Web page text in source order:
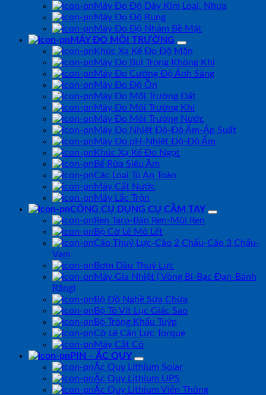
Máy Đo Độ Dày Kim Loại, Nhựa
Máy Đo Độ Rung
Máy Đo Độ Nhám Bề Mặt
MÁY ĐO MÔI TRƯỜNG
Khúc Xạ Kế Đo Độ Mặn
Máy Đo Bụi Trong Không Khí
Máy Đo Cường Độ Ánh Sáng
Máy Đo Độ Ồn
Máy Đo Môi Trường Đất
Máy Đo Môi Trường Khí
Máy Đo Môi Trường Nước
Máy Đo Nhiệt Độ-Độ Ẩm-Áp Suất
Máy Đo pH-Nhiệt Độ-Độ Ẩm
Khúc Xạ Kế Đo Ngọt
Bể Rửa Siêu Âm
Các Loại Tủ An Toàn
Máy Cất Nước
Máy Lắc Trộn
CÔNG CỤ DỤNG CỤ CẦM TAY
Ren Taro-Bàn Ren-Mũi Ren
Bộ Cờ Lê Mỏ Lết
Cảo Thuỷ Lực-Cảo 2 Chấu-Cảo 3 Chấu-
Vam
Bơm Dầu Thuỷ Lực
Máy Gia Nhiệt ( Vòng Bi-Bạc Đạn-Bánh
Răng)
Bộ Đồ Nghề Sửa Chữa
Bộ Tô Vít Lục Giác Sao
Bộ Tròng Khẩu Tuýp
Cờ Lê Cân Lực Torque
Máy Cắt Cỏ
PIN – ẮC QUY
Ắc Quy Lithium Solar
Ắc Quy Lithium UPS
Ắc Quy Lithium Viễn Thông